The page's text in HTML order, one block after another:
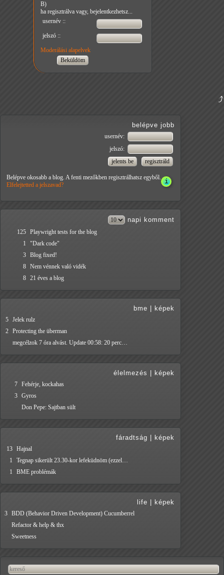
B)
ha regisztrálva vagy, bejelentkezhetsz...
usernév ::
jelszó ::
Moderálási alapelvek
belépve jobb
usernév:
jelszó:
Belépve okosabb a blog. A fenti mezőkben regisztrálhatsz egyből.
Elfelejtetted a jelszavad?
napi komment
125 Playwright tests for the blog
1
"Dark code"
3 Blog fixed!
8 Nem vénnek való vidék
8 21 éves a blog
bme képek
5 Jelek rulz
2 Protecting the überman
megcélzok 7 óra alvást. Update 00:58: 20 perc…
élelmezés képek
7 Fehérje, kockahas
3 Gyros
Don Pepe: Sajtban sült
fáradtság képek
13 Hajnal
1
Tegnap sikerült 23.30-kor lefeküdnöm (ezzel…
1
BME problémák
life képek
3 BDD (Behavior Driven Development) Cucumberrel
Refactor & help & thx
Sweetness